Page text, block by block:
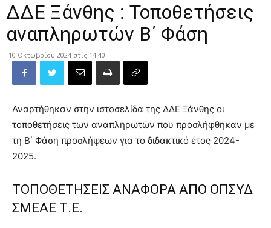
ΔΔΕ Ξάνθης : Τοποθετήσεις
αναπληρωτών Β΄ Φάση
10 Οκτωβρίου 2024 στις 14:40
Αναρτήθηκαν στην ιστοσελίδα της ΔΔΕ Ξάνθης οι
τοποθετήσεις των αναπληρωτών που προσλήφθηκαν με
τη Β΄ Φάση προσλήψεων για το διδακτικό έτος 2024-
2025.
ΤΟΠΟΘΕΤΗΣΕΙΣ ΑΝΑΦΟΡΑ ΑΠΟ ΟΠΣΥΔ
ΣΜΕΑΕ Τ.Ε.